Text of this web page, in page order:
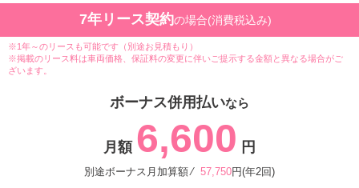
7年リース契約の場合(消費税込み)
※1年～のリースも可能です（別途お見積もり）
※掲載のリース料は車両価格、保証料の変更に伴いご提示する金額と異なる場合がご
ざいます。
ボーナス併用払いなら
月額 6,600 円
別途ボーナス月加算額 ⁄ 57,750円(年2回)